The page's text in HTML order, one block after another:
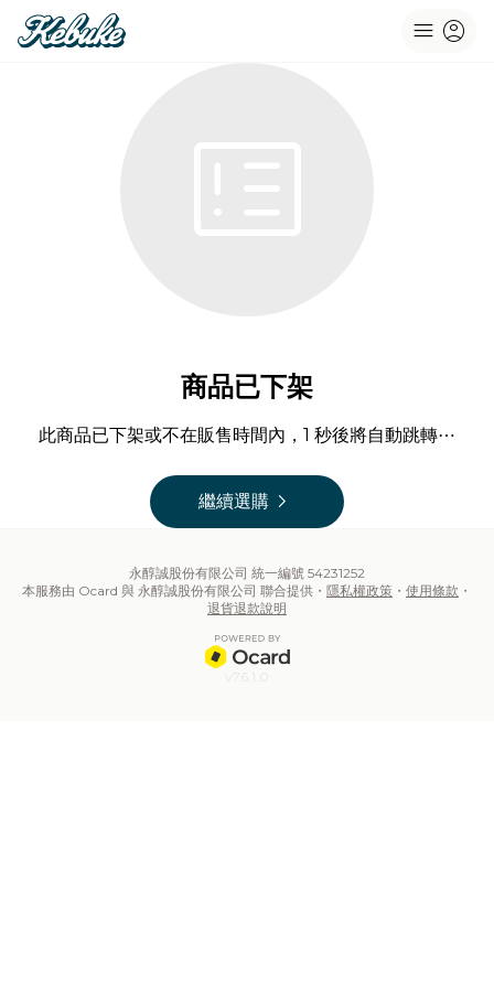
menu account_circle
商品已下架
此商品已下架或不在販售時間內，1 秒後將自動跳轉⋯
繼續選購 chevron_right
永醇誠股份有限公司 統一編號 54231252
本服務由 Ocard 與 永醇誠股份有限公司 聯合提供・ 隱私權政策 ・ 使用條款 ・
退貨退款說明